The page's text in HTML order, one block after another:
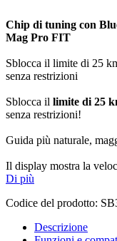
Chip di tuning con
Mag Pro FIT
Sblocca il limite di 25
senza restrizioni
Sblocca il limite di 25
senza restrizioni!
Guida più naturale,
Il display mostra la
Di più
Codice del prodotto:
Descrizione